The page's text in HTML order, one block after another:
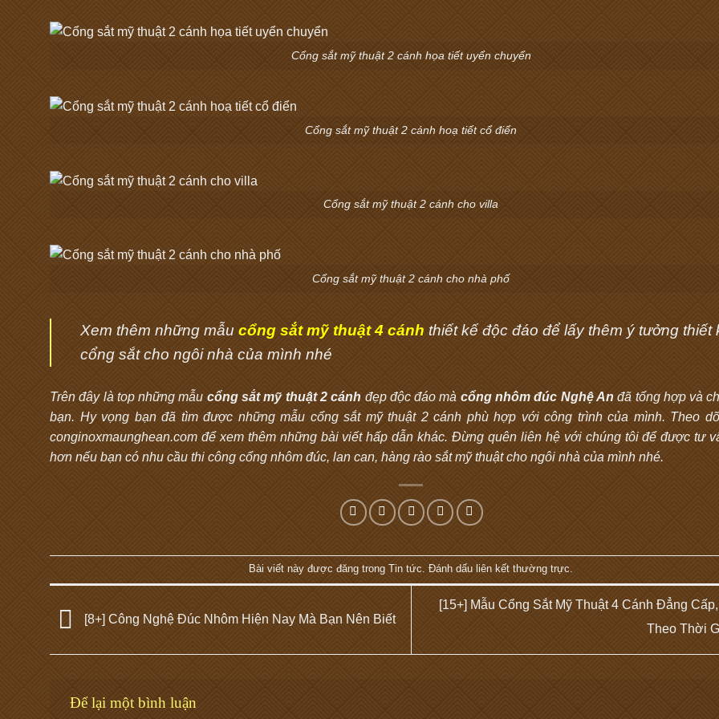
Cổng sắt mỹ thuật 2 cánh họa tiết uyển chuyển
Cổng sắt mỹ thuật 2 cánh hoạ tiết cổ điển
Cổng sắt mỹ thuật 2 cánh cho villa
Cổng sắt mỹ thuật 2 cánh cho nhà phố
Xem thêm những mẫu cổng sắt mỹ thuật 4 cánh thiết kế độc đáo để lấy thêm ý tưởng thiết
cổng sắt cho ngôi nhà của mình nhé
Trên đây là top những mẫu cổng sắt mỹ thuật 2 cánh đẹp độc đáo mà cổng nhôm đúc Nghệ An đã tổng hợp và
bạn. Hy vọng bạn đã tìm được những mẫu cổng sắt mỹ thuật 2 cánh phù hợp với công trình của mình. Theo
conginoxmaunghean.com để xem thêm những bài viết hấp dẫn khác. Đừng quên liên hệ với chúng tôi để được tư
hơn nếu bạn có nhu cầu thi công cổng nhôm đúc, lan can, hàng rào sắt mỹ thuật cho ngôi nhà của mình nhé.
Bài viết này được đăng trong Tin tức. Đánh dấu liên kết thường trực.
[8+] Công Nghệ Đúc Nhôm Hiện Nay Mà Bạn Nên Biết
[15+] Mẫu Cổng Sắt Mỹ Thuật 4 Cánh Đẳng
Theo Thời
Để lại một bình luận